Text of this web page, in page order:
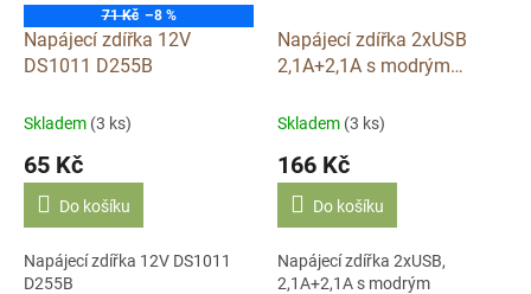
71 Kč –8 %
Napájecí zdířka 12V
DS1011 D255B
Skladem (3 ks)
65 Kč
Do košíku
Napájecí zdířka 12V DS1011
D255B
Napájecí zdířka 2xUSB
2,1A+2,1A s modrým
Skladem (3 ks)
166 Kč
Do košíku
Napájecí zdířka 2xUSB,
2,1A+2,1A s modrým